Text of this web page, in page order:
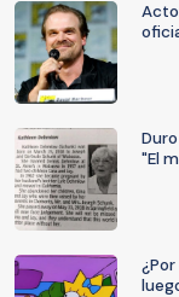
"El